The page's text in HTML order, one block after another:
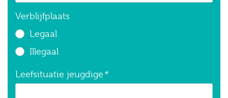
Verblijfplaats
Legaal
Illegaal
Leefsituatie jeugdige *